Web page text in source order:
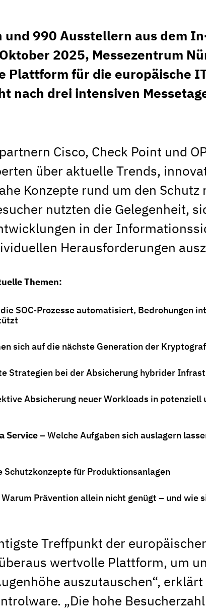
990 Ausstellern aus dem
2025, Messezentrum
Plattform für die europäische
nach drei intensiven
Cisco, Check Point und
über aktuelle Trends,
Konzepte rund um den Schutz
nutzten die Gelegenheit,
in der
Herausforderungen
Themen:
SOC-Prozesse automatisiert, Bedrohungen
sich auf die nächste Generation der
Strategien bei der Absicherung hybrider
Absicherung neuer Workloads in potenziell
Service– Welche Aufgaben sich auslagern
Schutzkonzepte für Produktionsanlagen
Prävention allein nicht genügt – und wie
Treffpunkt der
wertvolle Plattform, um
auszutauschen“,
„Die hohe